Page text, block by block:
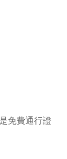
免費通行證